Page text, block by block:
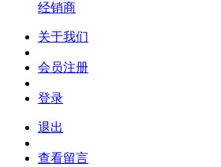
经销商
关于我们
会员注册
登录
退出
查看留言